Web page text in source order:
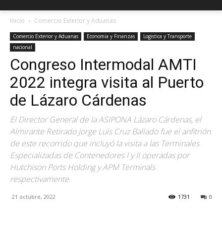
Inicio Comercio Exterior y Aduanas
Comercio Exterior y Aduanas Economia y Finanzas
Logistica y Transporte
nacional
Congreso Intermodal AMTI
2022 integra visita al Puerto
de Lázaro Cárdenas
El Director General de la ASIPONA Lázaro Cárdenas, el
Almirante Retirado Jorge Luis Cruz Ballado fue el anfitrión
de este recorrido que incluyó la visita a las Terminales
Especializadas de Contenedores I y II operadas por
Hutchison Ports Holding y APM Terminals
respectivamente.
21 octubre, 2022 0
1731